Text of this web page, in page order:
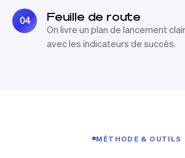
04 Feuille de route
On livre un plan de lancement
avec les indicateurs de succès.
MÉTHODE & OUTILS